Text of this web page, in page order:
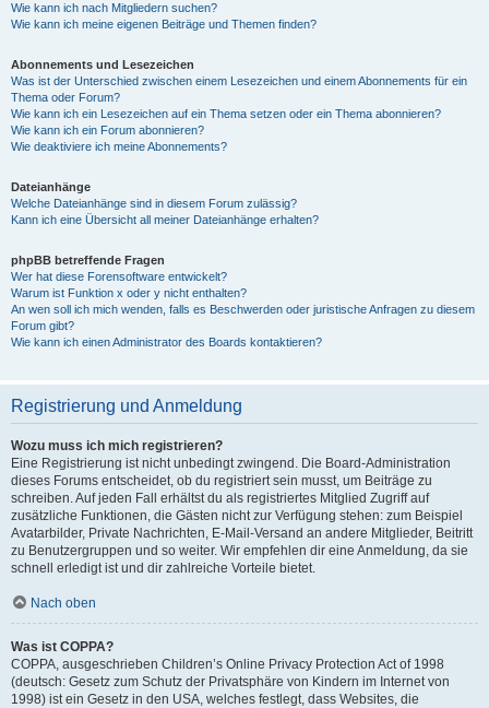
Wie kann ich nach Mitgliedern suchen?
Wie kann ich meine eigenen Beiträge und Themen finden?
Abonnements und Lesezeichen
Was ist der Unterschied zwischen einem Lesezeichen und einem Abonnements für ein
Thema oder Forum?
Wie kann ich ein Lesezeichen auf ein Thema setzen oder ein Thema abonnieren?
Wie kann ich ein Forum abonnieren?
Wie deaktiviere ich meine Abonnements?
Dateianhänge
Welche Dateianhänge sind in diesem Forum zulässig?
Kann ich eine Übersicht all meiner Dateianhänge erhalten?
phpBB betreffende Fragen
Wer hat diese Forensoftware entwickelt?
Warum ist Funktion x oder y nicht enthalten?
An wen soll ich mich wenden, falls es Beschwerden oder juristische Anfragen zu diesem
Forum gibt?
Wie kann ich einen Administrator des Boards kontaktieren?
Registrierung und Anmeldung
Wozu muss ich mich registrieren?
Eine Registrierung ist nicht unbedingt zwingend. Die Board-Administration
dieses Forums entscheidet, ob du registriert sein musst, um Beiträge zu
schreiben. Auf jeden Fall erhältst du als registriertes Mitglied Zugriff auf
zusätzliche Funktionen, die Gästen nicht zur Verfügung stehen: zum Beispiel
Avatarbilder, Private Nachrichten, E-Mail-Versand an andere Mitglieder, Beitritt
zu Benutzergruppen und so weiter. Wir empfehlen dir eine Anmeldung, da sie
schnell erledigt ist und dir zahlreiche Vorteile bietet.
Nach oben
Was ist COPPA?
COPPA, ausgeschrieben Children’s Online Privacy Protection Act of 1998
(deutsch: Gesetz zum Schutz der Privatsphäre von Kindern im Internet von
1998) ist ein Gesetz in den USA, welches festlegt, dass Websites, die